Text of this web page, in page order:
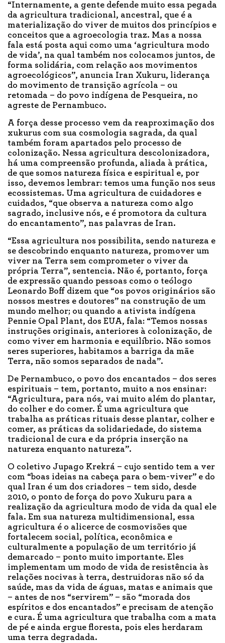
“Internamente, a gente defende muito essa pegada
da agricultura tradicional, ancestral, que é a
materialização do viver de muitos dos princípios e
conceitos que a agroecologia traz. Mas a nossa
fala está posta aqui como uma ‘agricultura modo
de vida’, na qual também nos colocamos juntos, de
forma solidária, com relação aos movimentos
agroecológicos”, anuncia Iran Xukuru, liderança
do movimento de transição agrícola – ou
retomada – do povo indígena de Pesqueira, no
agreste de Pernambuco.
A força desse processo vem da reaproximação dos
xukurus com sua cosmologia sagrada, da qual
também foram apartados pelo processo de
colonização. Nessa agricultura descolonizadora,
há uma compreensão profunda, aliada à prática,
de que somos natureza física e espiritual e, por
isso, devemos lembrar: temos uma função nos seus
ecossistemas. Uma agricultura de cuidadores e
cuidados, “que observa a natureza como algo
sagrado, inclusive nós, e é promotora da cultura
do encantamento”, nas palavras de Iran.
“Essa agricultura nos possibilita, sendo natureza e
se descobrindo enquanto natureza, promover um
viver na Terra sem comprometer o viver da
própria Terra”, sentencia. Não é, portanto, força
de expressão quando pessoas como o teólogo
Leonardo Boff dizem que “os povos originários são
nossos mestres e doutores” na construção de um
mundo melhor; ou quando a ativista indígena
Pennie Opal Plant, dos EUA, fala: “Temos nossas
instruções originais, anteriores à colonização, de
como viver em harmonia e equilíbrio. Não somos
seres superiores, habitamos a barriga da mãe
Terra, não somos separados de nada”.
De Pernambuco, o povo dos encantados – dos seres
espirituais – tem, portanto, muito a nos ensinar:
“Agricultura, para nós, vai muito além do plantar,
do colher e do comer. É uma agricultura que
trabalha as práticas rituais desse plantar, colher e
comer, as práticas da solidariedade, do sistema
tradicional de cura e da própria inserção na
natureza enquanto natureza”.
O coletivo Jupago Krekrá – cujo sentido tem a ver
com “boas ideias na cabeça para o bem-viver” e do
qual Iran é um dos criadores – tem sido, desde
2010, o ponto de força do povo Xukuru para a
realização da agricultura modo de vida da qual ele
fala. Em sua natureza multidimensional, essa
agricultura é o alicerce de cosmovisões que
fortalecem social, política, econômica e
culturalmente a população de um território já
demarcado – ponto muito importante. Eles
implementam um modo de vida de resistência às
relações nocivas à terra, destruidoras não só da
saúde, mas da vida de águas, matas e animais que
– antes de nos “servirem” – são “morada dos
espíritos e dos encantados” e precisam de atenção
e cura. É uma agricultura que trabalha com a mata
de pé e ainda ergue floresta, pois eles herdaram
uma terra degradada.